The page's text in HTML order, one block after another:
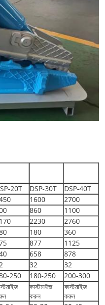
20T DSP-30T
DSP-40T
1600
2700
860
1100
2230
2760
180
360
877
1125
658
878
32
32
250 180-250
200-300
কাস্টমাইজ
করুন
কাস্টমাইজ
করুন